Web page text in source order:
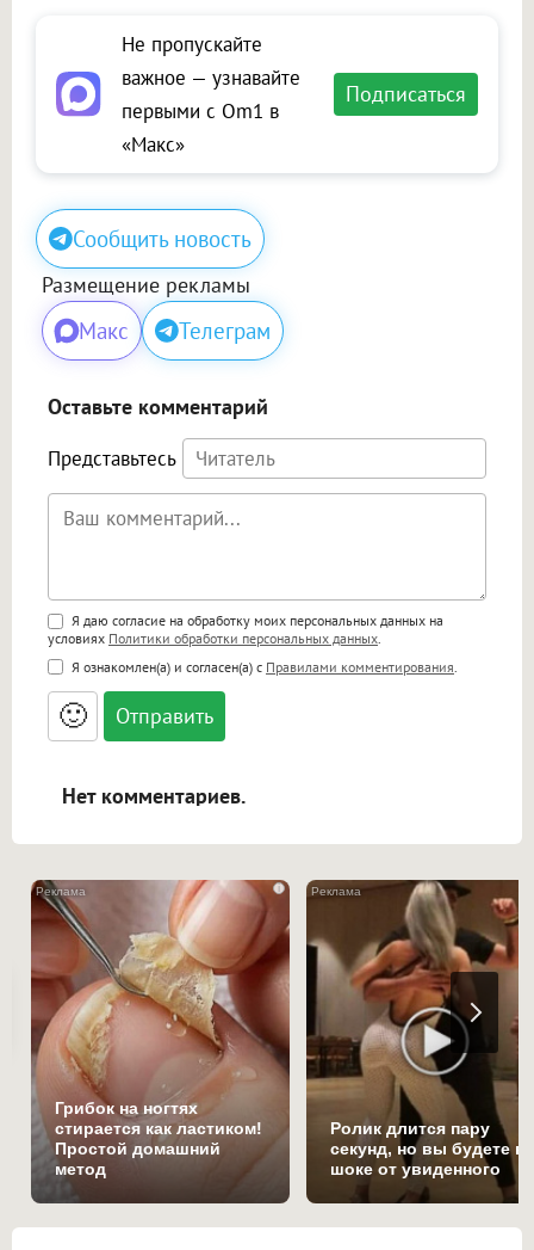
Не пропускайте
важное — узнавайте
первыми с Om1 в
«Макс»
Подписаться
Сообщить новость
Размещение рекламы
Макс Телеграм
Оставьте комментарий
Представьтесь
Поддержка HTML
<b>, <strong>, <u>, <i>, <em>, <s>, <big>,
<small>, <sup>, <sub>, <pre>, <ul>, <ol>, <li>,
<blockquote>, <code> экранирует HTML,
адреса URL автоматически становятся
ссылками, и [img]адрес[/img] будет
Я даю согласие на обработку моих персональных данных на
условиях Политики обработки персональных данных
Я ознакомлен(а) и согласен(а) с Правилами комментирования
🙂
Нет комментариев.
i
Грибок на ногтях
стирается как ластиком!
Простой домашний
метод
Ролик длится пару
секунд, но вы будете в
шоке от увиденного